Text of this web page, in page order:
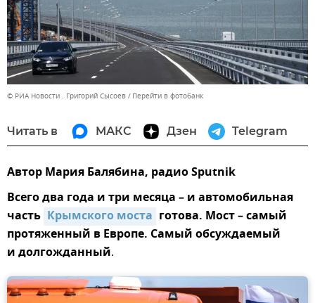
© РИА Новости . Григорий Сысоев Перейти в фотобанк
Читать в МАКС Дзен Telegram
Автор Мария Балябина, радио Sputnik
Всего два года и три месяца – и автомобильная
часть Крымского моста готова. Мост – самый
протяженный в Европе. Самый обсуждаемый
и долгожданный.